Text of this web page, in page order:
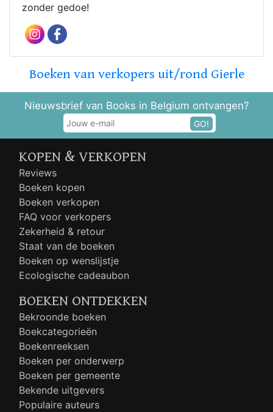
zonder gedoe!
Boeken van verkopers uit/rond Gierle
Nieuwsbrief van Books in Belgium ontvangen?
GO!
KOPEN & VERKOPEN
Reviews
Boeken kopen
Boeken verkopen
FAQ voor verkopers
Zekerheid & retour
Staat van de boeken
Boeken op wenslijstje
Ecologische cadeaubon
BOEKEN ONTDEKKEN
Bekroonde boeken
Boekcategorieën
Boekenreeksen
Boeken per onderwerp
Boeken per gemeente
Bekende uitgevers
Populaire auteurs